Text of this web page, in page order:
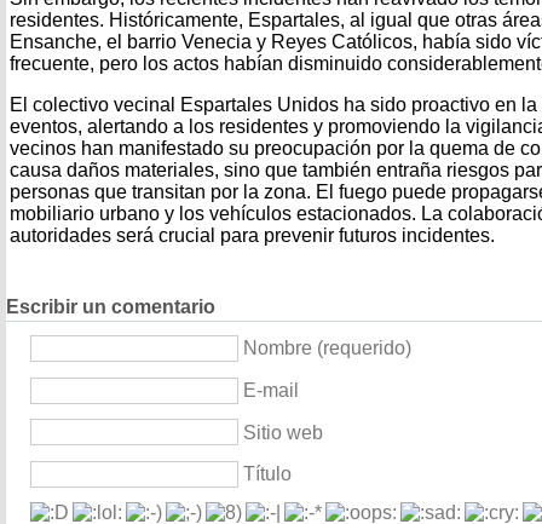
residentes. Históricamente, Espartales, al igual que otras
Ensanche, el barrio Venecia y Reyes Católicos, había sido
frecuente, pero los actos habían disminuido
El colectivo vecinal Espartales Unidos ha sido proactivo en
eventos, alertando a los residentes y promoviendo la
vecinos han manifestado su preocupación por la quema de
causa daños materiales, sino que también entraña riesgos
personas que transitan por la zona. El fuego puede
mobiliario urbano y los vehículos estacionados. La
autoridades será crucial para prevenir futuros incidentes.
Escribir un comentario
Nombre (requerido)
E-mail
Sitio web
Título